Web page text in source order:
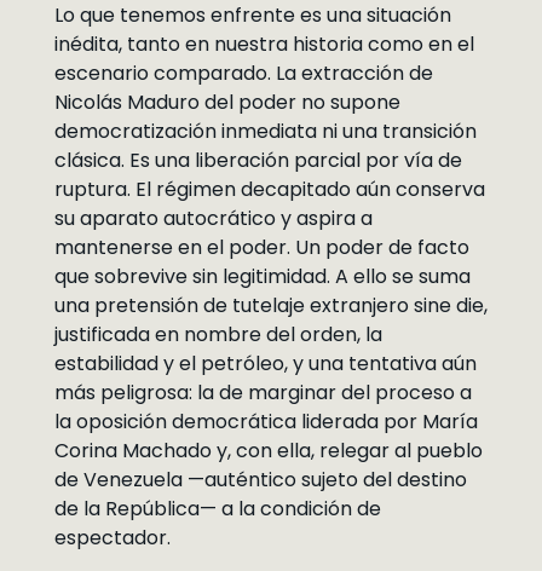
Lo que tenemos enfrente es una situación
inédita, tanto en nuestra historia como en el
escenario comparado. La extracción de
Nicolás Maduro del poder no supone
democratización inmediata ni una transición
clásica. Es una liberación parcial por vía de
ruptura. El régimen decapitado aún conserva
su aparato autocrático y aspira a
mantenerse en el poder. Un poder de facto
que sobrevive sin legitimidad. A ello se suma
una pretensión de tutelaje extranjero sine die,
justificada en nombre del orden, la
estabilidad y el petróleo, y una tentativa aún
más peligrosa: la de marginar del proceso a
la oposición democrática liderada por María
Corina Machado y, con ella, relegar al pueblo
de Venezuela —auténtico sujeto del destino
de la República— a la condición de
espectador.